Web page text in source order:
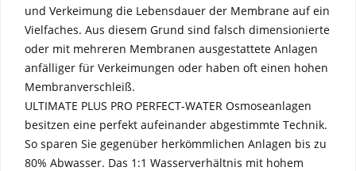
und Verkeimung die Lebensdauer der Membrane auf ein
Vielfaches. Aus diesem Grund sind falsch dimensionierte
oder mit mehreren Membranen ausgestattete Anlagen
anfälliger für Verkeimungen oder haben oft einen hohen
Membranverschleiß.
ULTIMATE PLUS PRO PERFECT-WATER Osmoseanlagen
besitzen eine perfekt aufeinander abgestimmte Technik.
So sparen Sie gegenüber herkömmlichen Anlagen bis zu
80% Abwasser. Das 1:1 Wasserverhältnis mit hohem